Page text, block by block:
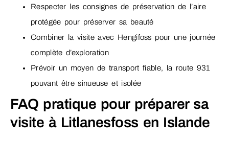
Respecter les consignes de préservation de l’aire
protégée pour préserver sa beauté
Combiner la visite avec Hengifoss pour une journée
complète d’exploration
Prévoir un moyen de transport fiable, la route 931
pouvant être sinueuse et isolée
FAQ pratique pour préparer sa
visite à Litlanesfoss en Islande